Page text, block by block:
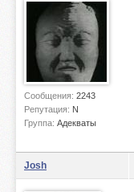
Сообщения: 2243
Репутация: N
Группа: Адекваты
Josh